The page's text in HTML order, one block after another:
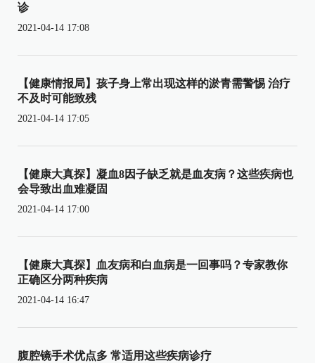
诊
2021-04-14 17:08
【健康情报局】孩子身上常出现这样的淤青需警惕 治疗
不及时可能致残
2021-04-14 17:05
【健康大真探】凝血8因子缺乏就是血友病？这些疾病也
会导致出血难凝固
2021-04-14 17:00
【健康大真探】血友病和白血病是一回事吗？专家教你
正确区分两种疾病
2021-04-14 16:47
腹腔镜手术优点多 常适用这些疾病诊疗